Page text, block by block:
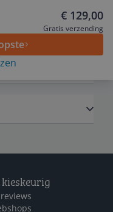
€ 129,00
Gratis verzending